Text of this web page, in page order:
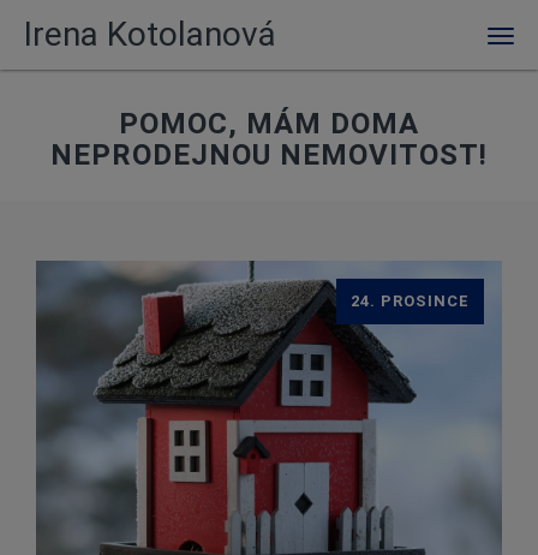
Irena Kotolanová
POMOC, MÁM DOMA
NEPRODEJNOU NEMOVITOST!
24. PROSINCE